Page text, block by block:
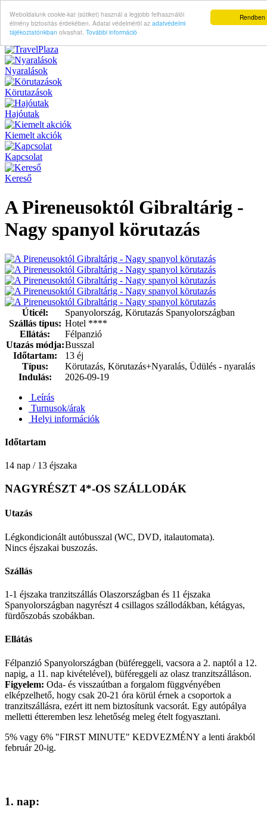
Rendben
Weboldalunk cookie-kat (sütiket) használ a legjobb felhasználói
élmény biztosítás érdekében. Adatai védelméröl az adatvédelmi
tájékoztatónkban olvashat. További információ
Nyaralások
Körutazások
Hajóutak
Kiemelt akciók
Kapcsolat
Kereső
A Pireneusoktól Gibraltárig -
Nagy spanyol körutazás
Úticél:
Spanyolország, Körutazás Spanyolországban
Szállás típus: Hotel ****
Ellátás:
Félpanzió
Utazás módja:Busszal
Időtartam:
13 éj
Típus:
Körutazás, Körutazás+Nyaralás, Üdülés - nyaralás
Indulás:
2026-09-19
Leírás
Turnusok/árak
Helyi információk
Időtartam
14 nap / 13 éjszaka
NAGYRÉSZT 4*-OS SZÁLLODÁK
Utazás
Légkondicionált autóbusszal (WC, DVD, italautomata).
Nincs éjszakai buszozás.
Szállás
1-1 éjszaka tranzitszállás Olaszországban és 11 éjszaka
Spanyolországban nagyrészt 4 csillagos szállodákban, kétágyas,
fürdőszobás szobákban.
Ellátás
Félpanzió Spanyolországban (büféreggeli, vacsora a 2. naptól a 12.
napig, a 11. nap kivételével), büféreggeli az olasz tranzitszálláson.
Figyelem: Oda- és visszaútban a forgalom függvényében
elképzelhető, hogy csak 20-21 óra körül érnek a csoportok a
tranzitszállásra, ezért itt nem biztosítunk vacsorát. Egy autópálya
melletti étteremben lesz lehetőség meleg ételt fogyasztani.
5% vagy 6% "FIRST MINUTE" KEDVEZMÉNY a lenti árakból
február 20-ig.
1. nap: